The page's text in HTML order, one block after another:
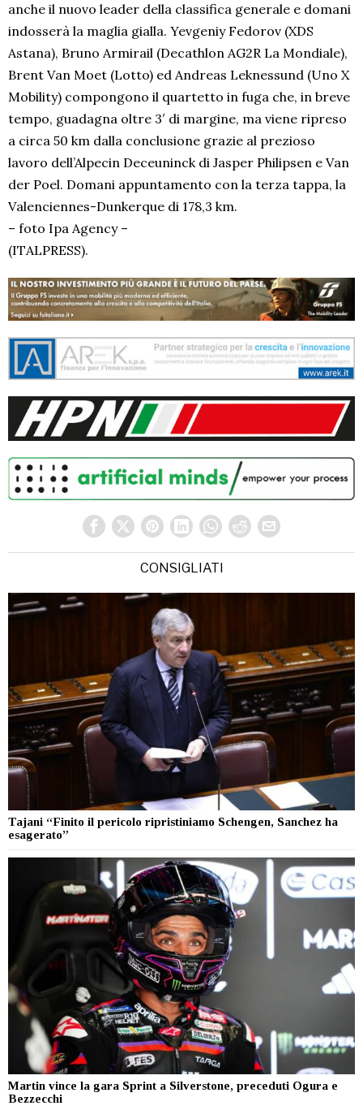
anche il nuovo leader della classifica generale e domani
indosserà la maglia gialla. Yevgeniy Fedorov (XDS
Astana), Bruno Armirail (Decathlon AG2R La Mondiale),
Brent Van Moet (Lotto) ed Andreas Leknessund (Uno X
Mobility) compongono il quartetto in fuga che, in breve
tempo, guadagna oltre 3′ di margine, ma viene ripreso
a circa 50 km dalla conclusione grazie al prezioso
lavoro dell’Alpecin Deceuninck di Jasper Philipsen e Van
der Poel. Domani appuntamento con la terza tappa, la
Valenciennes-Dunkerque di 178,3 km.
– foto Ipa Agency –
(ITALPRESS).
CONSIGLIATI
Tajani “Finito il pericolo ripristiniamo Schengen, Sanchez ha
esagerato”
Martin vince la gara Sprint a Silverstone, preceduti Ogura e
Bezzecchi